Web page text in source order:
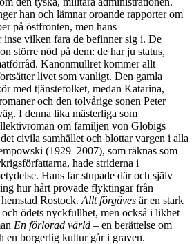
han och lämnar oroande rapporter om
på östfronten, men hans
inse vilken fara de befinner sig i. De
större nöd på dem: de har ju status,
Kanonmullret kommer allt
livet som vanligt. Den gamla
med tjänstefolket, medan Katarina,
och den tolvårige sonen Peter
I denna lika mästerliga som
om familjen von Globigs
civila samhället och blottar vargen i alla
(1929–2007), som räknas som
hade striderna i
Hans far stupade där och själv
hur hårt prövade flyktingar från
Rostock. Allt förgäves är en stark
ödets nyckfullhet, men också i likhet
En förlorad värld – en berättelse om
en borgerlig kultur går i graven.